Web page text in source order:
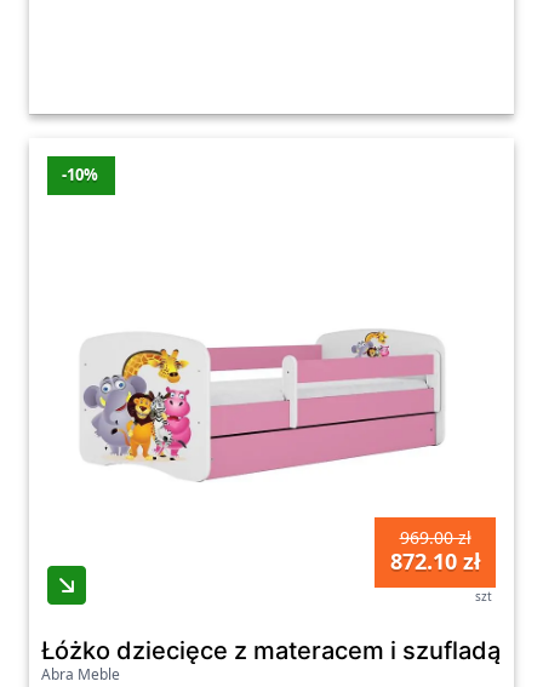
-10%
969.00 zł
872.10 zł
szt
Łóżko dziecięce z materacem i szufladą
Abra Meble